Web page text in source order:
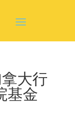
大行
基金